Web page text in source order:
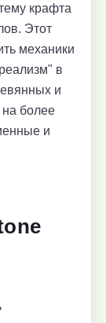
крафта
Этот
механики
в
и
более
и